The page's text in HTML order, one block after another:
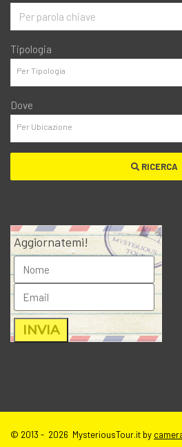
Tipologia
Dove
RICERCA
Aggiornatemi!
© 2013 - 2026 MysteriousTour.it by